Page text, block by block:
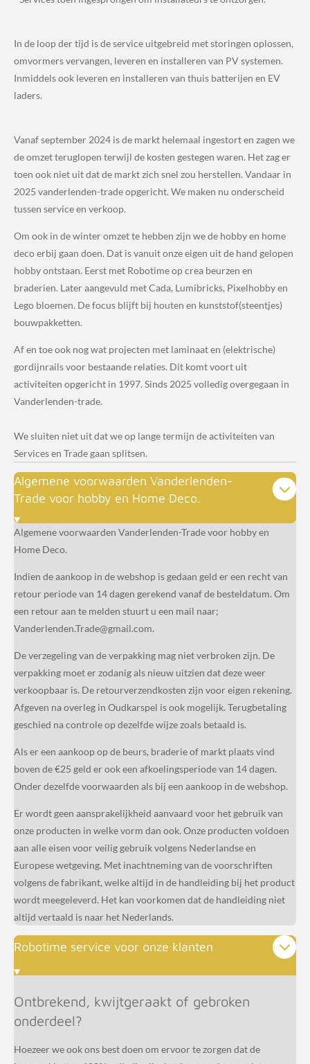
In de loop der tijd is de service uitgebreid met storingen oplossen,
omvormers vervangen, leveren en installeren van PV systemen.
Inmiddels ook leveren en installeren van thuis batterijen en EV
laders.
Vanaf september 2024 is de markt helemaal ingestort en zagen we
de omzet teruglopen terwijl de kosten gestegen waren. Het zag er
toen ook niet uit dat de markt zich snel zou herstellen. Vandaar in
2025 vanderlenden-trade opgericht. We maken nu onderscheid
tussen service en verkoop.
Om ook in de winter omzet te hebben zijn we de hobby en home
deco erbij gaan doen. Dat is vanuit onze eigen uit de hand gelopen
hobby ontstaan. Eerst met Robotime op crea beurzen en
braderien. Later aangevuld met Cada, Lumibricks, Pixelhobby en
Lego bloemen. De focus blijft bij houten en kunststof(steentjes)
bouwpakketten.
Af en toe ook nog wat projecten met laminaat en (elektrische)
gordijnrails voor bestaande relaties. Dit komt voort uit
activiteiten opgericht in 1997. Sinds 2025 volledig overgegaan in
Vanderlenden-trade.
We sluiten niet uit dat we op lange termijn de activiteiten van
Services en Trade gaan splitsen.
Algemene voorwaarden Vanderlenden-
Trade voor hobby en Home Deco.
Algemene voorwaarden Vanderlenden-Trade voor hobby en
Home Deco.
Indien de aankoop in de webshop is gedaan geld er een recht van
retour periode van 14 dagen gerekend vanaf de besteldatum. Om
een retour aan te melden stuurt u een mail naar;
Vanderlenden.Trade@gmail.com.
De verzegeling van de verpakking mag niet verbroken zijn. De
verpakking moet er zodanig als nieuw uitzien dat deze weer
verkoopbaar is. De retourverzendkosten zijn voor eigen rekening.
Afgeven na overleg in Oudkarspel is ook mogelijk. Terugbetaling
geschied na controle op dezelfde wijze zoals betaald is.
Als er een aankoop op de beurs, braderie of markt plaats vind
boven de €25 geld er ook een afkoelingsperiode van 14 dagen.
Onder dezelfde voorwaarden als bij een aankoop in de webshop.
Er wordt geen aansprakelijkheid aanvaard voor het gebruik van
onze producten in welke vorm dan ook. Onze producten voldoen
aan alle eisen voor veilig gebruik volgens Nederlandse en
Europese wetgeving. Met inachtneming van de voorschriften
volgens de fabrikant, welke altijd in de handleiding bij het product
wordt meegeleverd. Het kan voorkomen dat de handleiding niet
altijd vertaald is naar het Nederlands.
Robotime service voor onze klanten
Ontbrekend, kwijtgeraakt of gebroken
onderdeel?
Hoezeer we ook ons best doen om ervoor te zorgen dat de